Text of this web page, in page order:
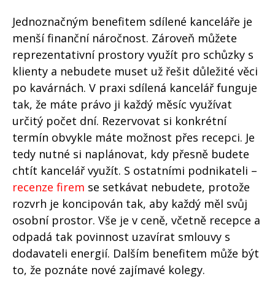
Jednoznačným benefitem sdílené kanceláře je
menší finanční náročnost. Zároveň můžete
reprezentativní prostory využít pro schůzky s
klienty a nebudete muset už řešit důležité věci
po kavárnách. V praxi sdílená kancelář funguje
tak, že máte právo ji každý měsíc využívat
určitý počet dní. Rezervovat si konkrétní
termín obvykle máte možnost přes recepci. Je
tedy nutné si naplánovat, kdy přesně budete
chtít kancelář využít. S ostatními podnikateli –
recenze firem se setkávat nebudete, protože
rozvrh je koncipován tak, aby každý měl svůj
osobní prostor. Vše je v ceně, včetně recepce a
odpadá tak povinnost uzavírat smlouvy s
dodavateli energií. Dalším benefitem může být
to, že poznáte nové zajímavé kolegy.